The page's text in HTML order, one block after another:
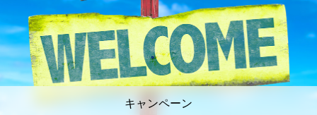
キャンペーン